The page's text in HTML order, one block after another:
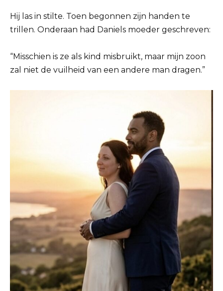
Hij las in stilte. Toen begonnen zijn handen te
trillen. Onderaan had Daniels moeder geschreven:
“Misschien is ze als kind misbruikt, maar mijn zoon
zal niet de vuilheid van een andere man dragen.”